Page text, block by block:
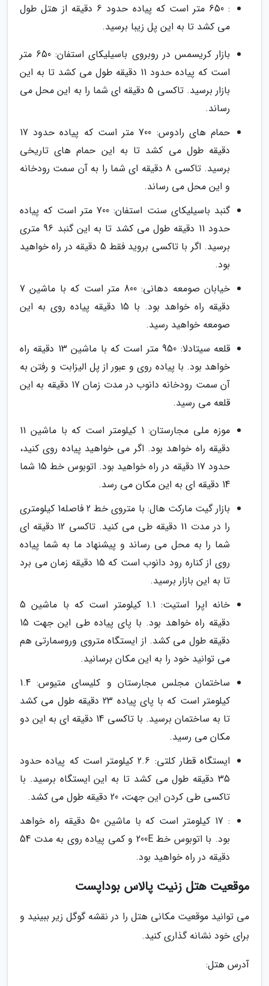
: 650 متر است که پیاده حدود 6 دقیقه از هتل طول
می کشد تا به این پل زیبا برسید.
بازار کریسمس در روبروی باسیلیکای استفان: 650 متر
است که پیاده حدود 11 دقیقه طول می کشد تا به این
بازار برسید. تاکسی 5 دقیقه ای شما را به این محل می
رساند.
حمام های رادوس: 700 متر است که پیاده حدود 17
دقیقه طول می کشد تا به این حمام های تاریخی
برسید. تاکسی 8 دقیقه ای شما را به آن سمت رودخانه
و این محل می رساند.
گنبد باسیلیکای سنت استفان: 700 متر است که پیاده
حدود 11 دقیقه طول می کشد تا به این گنبد 96 متری
برسید. اگر با تاکسی بروید فقط 5 دقیقه در راه خواهید
بود.
خیابان صومعه دهانی: 800 متر است که با ماشین 7
دقیقه راه خواهد بود. با 15 دقیقه پیاده روی به این
صومعه خواهید رسید.
قلعه سیتادلا: 950 متر است که با ماشین 13 دقیقه راه
خواهد بود. با پیاده روی و عبور از پل الیزابت و رفتن به
آن سمت رودخانه دانوب در مدت زمان 17 دقیقه به این
قلعه می رسید.
موزه ملی مجارستان: 1 کیلومتر است که با ماشین 11
دقیقه راه خواهد بود. اگر می خواهید پیاده روی کنید،
حدود 17 دقیقه در راه خواهید بود. اتوبوس خط 15 شما
14 دقیقه ای به این مکان می رسد.
بازار گیت مارکت هال: با متروی خط 2 فاصله1 کیلومتری
را در مدت 11 دقیقه طی می کنید. تاکسی 12 دقیقه ای
شما را به محل می رساند و پیشنهاد ما به شما پیاده
روی از کناره رود دانوب است که 15 دقیقه زمان می برد
تا به این بازار برسید.
خانه اپرا استیت: 1.1 کیلومتر است که با ماشین 5
دقیقه راه خواهد بود. با پای پیاده طی این جهت 15
دقیقه طول می کشد. از ایستگاه متروی وروسمارتی هم
می توانید خود را به این مکان برسانید.
ساختمان مجلس مجارستان و کلیسای متیوس: 1.4
کیلومتر است که با پای پیاده 23 دقیقه طول می کشد
تا به ساختمان برسید. با تاکسی 14 دقیقه ای به این دو
مکان می رسید.
ایستگاه قطار کلتی: 2.6 کیلومتر است که پیاده حدود
35 دقیقه طول می کشد تا به این ایستگاه برسید. با
تاکسی طی کردن این جهت، 20 دقیقه طول می کشد.
: 17 کیلومتر است که با ماشین 50 دقیقه راه خواهد
بود. با اتوبوس خط 200E و کمی پیاده روی به مدت 54
دقیقه در راه خواهید بود.
موقعیت هتل زنیت پالاس بوداپست
می توانید موقعیت مکانی هتل را در نقشه گوگل زیر ببینید و
برای خود نشانه گذاری کنید.
آدرس هتل: